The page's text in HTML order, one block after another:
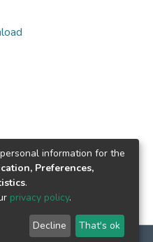
information for the
Preferences,
.
privacy policy.
Decline That's ok